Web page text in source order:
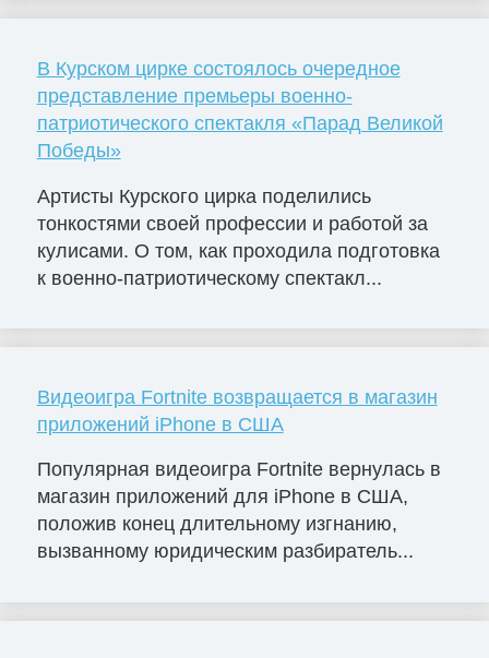
В Курском цирке состоялось очередное
представление премьеры военно-
патриотического спектакля «Парад Великой
Победы»
Артисты Курского цирка поделились
тонкостями своей профессии и работой за
кулисами. О том, как проходила подготовка
к военно-патриотическому спектакл...
Видеоигра Fortnite возвращается в магазин
приложений iPhone в США
Популярная видеоигра Fortnite вернулась в
магазин приложений для iPhone в США,
положив конец длительному изгнанию,
вызванному юридическим разбиратель...